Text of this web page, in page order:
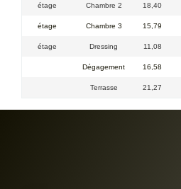
étage Chambre 2 18,40
étage Chambre 3 15,79
étage Dressing 11,08
Dégagement 16,58
Terrasse 21,27